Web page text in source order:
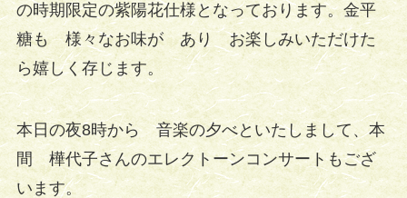
の時期限定の紫陽花仕様となっております。金平
糖も 様々なお味が あり お楽しみいただけた
ら嬉しく存じます。
本日の夜8時から 音楽の夕べといたしまして、本
間 樺代子さんのエレクトーンコンサートもござ
います。